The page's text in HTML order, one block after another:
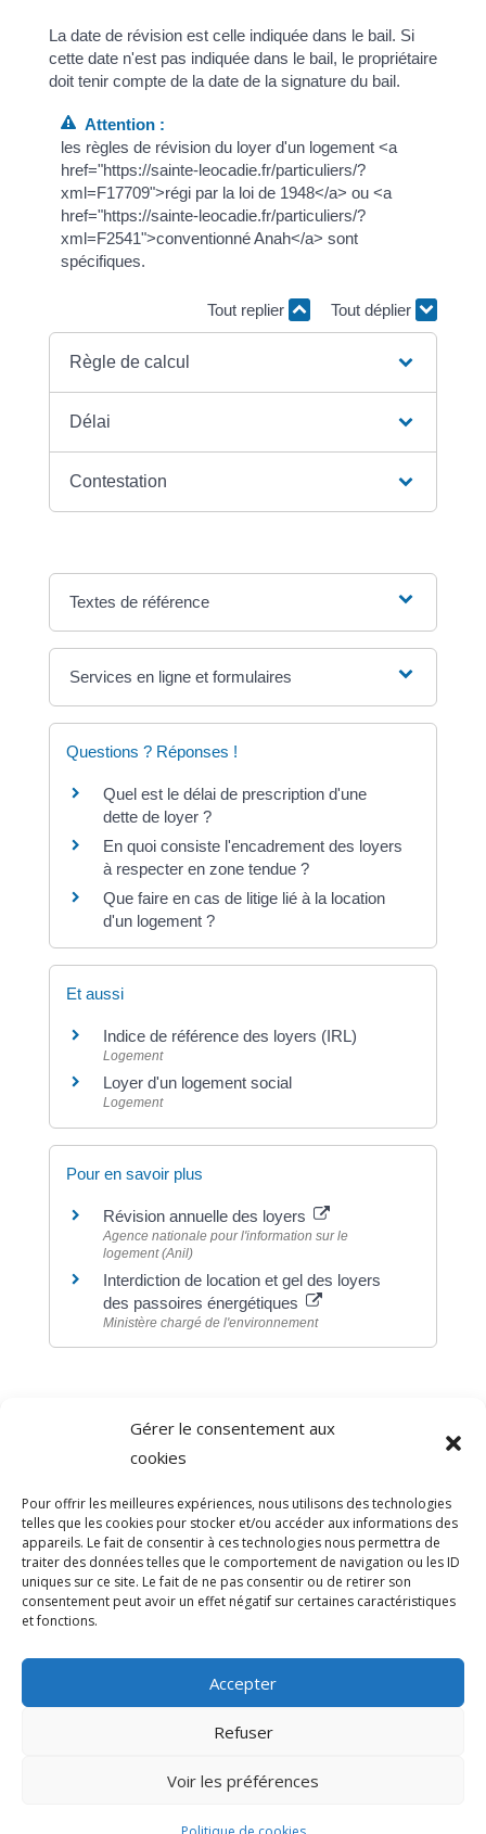
Gérer le consentement aux
cookies
Pour offrir les meilleures expériences, nous utilisons des technologies
telles que les cookies pour stocker et/ou accéder aux informations des
appareils. Le fait de consentir à ces technologies nous permettra de
traiter des données telles que le comportement de navigation ou les ID
uniques sur ce site. Le fait de ne pas consentir ou de retirer son
consentement peut avoir un effet négatif sur certaines caractéristiques
et fonctions.
Accepter
Refuser
Voir les préférences
La date de révision est celle indiquée dans le bail. Si
cette date n'est pas indiquée dans le bail, le propriétaire
doit tenir compte de la date de la signature du bail.
Attention :
les règles de révision du loyer d'un logement <a
href="https://sainte-leocadie.fr/particuliers/?
xml=F17709">régi par la loi de 1948</a> ou <a
href="https://sainte-leocadie.fr/particuliers/?
xml=F2541">conventionné Anah</a> sont
spécifiques.
Tout replier Tout déplier
Règle de calcul
Délai
Contestation
Textes de référence
Services en ligne et formulaires
Questions ? Réponses !
Quel est le délai de prescription d'une
dette de loyer ?
En quoi consiste l'encadrement des loyers
à respecter en zone tendue ?
Que faire en cas de litige lié à la location
d'un logement ?
Et aussi
Indice de référence des loyers (IRL)
Logement
Loyer d'un logement social
Logement
Pour en savoir plus
Révision annuelle des loyers
Agence nationale pour l'information sur le
logement (Anil)
Interdiction de location et gel des loyers
des passoires énergétiques
Ministère chargé de l'environnement
Direction de l'information légale et administrative
comarquage developpé par
© 2026 Mairie de Sainte-Léocadie | Site